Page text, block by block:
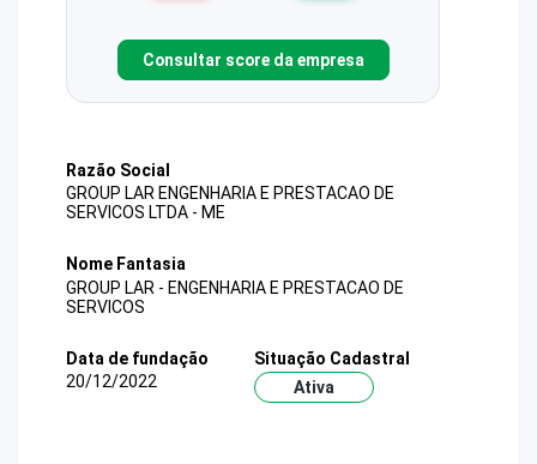
Consultar score da empresa
Razão Social
GROUP LAR ENGENHARIA E PRESTACAO DE
SERVICOS LTDA - ME
Nome Fantasia
GROUP LAR - ENGENHARIA E PRESTACAO DE
SERVICOS
Data de fundação
20/12/2022
Situação Cadastral
Ativa